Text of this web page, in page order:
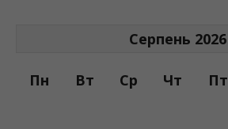
Серпень 2026
Пн Вт Ср Чт Пт